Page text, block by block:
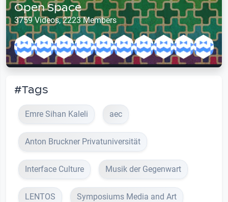
Open Space
3759 Videos, 2223 Members
#Tags
Emre Sihan Kaleli aec
Anton Bruckner Privatuniversität
Interface Culture Musik der Gegenwart
LENTOS Symposiums Media and Art